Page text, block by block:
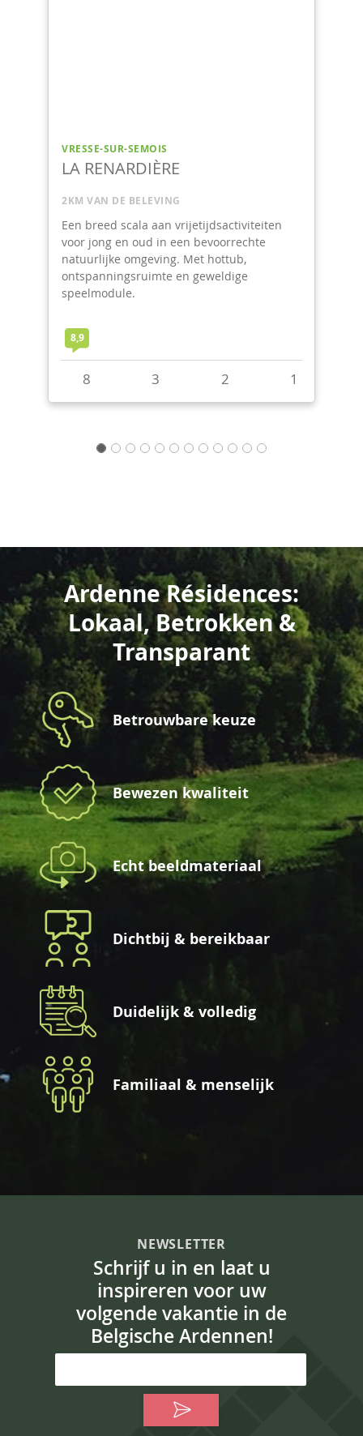
VRESSE-SUR-SEMOIS
CHÂTEAU LACROU
2KM VAN DE BELEVING
Wegdromen in de Ardennen, hoe ziet u dat?
9,4
Ardenne Résidences:
Lokaal, Betrokken &
Transparant
Betrouwbare keuze
Bewezen kwaliteit
Echt beeldmateriaal
Dichtbij & bereikbaar
Duidelijk & volledig
Familiaal & menselijk
NEWSLETTER
Schrijf u in en laat u
inspireren voor uw
volgende vakantie in de
Belgische Ardennen!